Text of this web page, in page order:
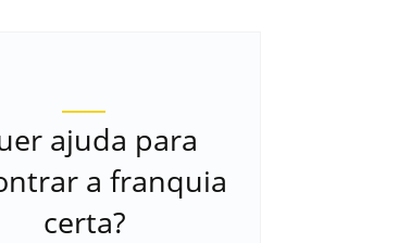
ajuda para
a franquia
certa?